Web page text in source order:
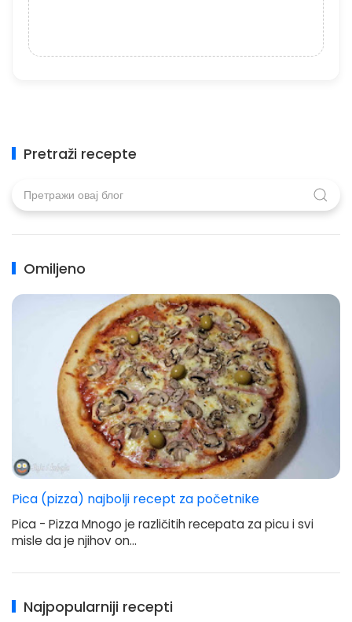
Pretraži recepte
Omiljeno
Pica (pizza) najbolji recept za početnike
Pica - Pizza Mnogo je različitih recepata za picu i svi
misle da je njihov on…
Najpopularniji recepti